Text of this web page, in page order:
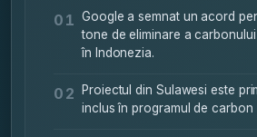
01 Google a semnat un acord
tone de eliminare a
în Indonezia.
02
Proiectul din Sulawesi este
inclus în programul de carbon